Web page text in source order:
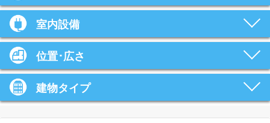
室内設備
位置･広さ
建物タイプ